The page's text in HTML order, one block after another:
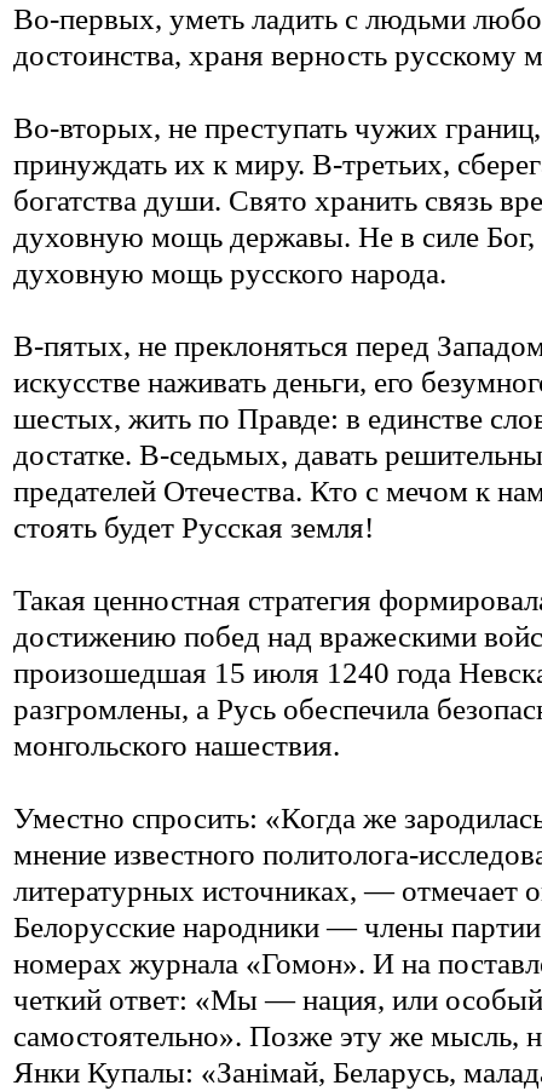
Во-первых, уметь ладить с людьми
достоинства, храня верность
Во-вторых, не преступать чужих
принуждать их к миру. В-третьих,
богатства души. Свято хранить связь
духовную мощь державы. Не в силе
духовную мощь русского народа.
В-пятых, не преклоняться перед
искусстве наживать деньги, его
шестых, жить по Правде: в единстве
достатке. В-седьмых, давать
предателей Отечества. Кто с мечом к
стоять будет Русская земля!
Такая ценностная стратегия
достижению побед над вражескими
произошедшая 15 июля 1240 года
разгромлены, а Русь обеспечила
монгольского нашествия.
Уместно спросить: «Когда же
мнение известного политолога-
литературных источниках, — отмечает
Белорусские народники — члены
номерах журнала «Гомон». И на
четкий ответ: «Мы — нация, или
самостоятельно». Позже эту же
Янки Купалы: «Занімай, Беларусь,